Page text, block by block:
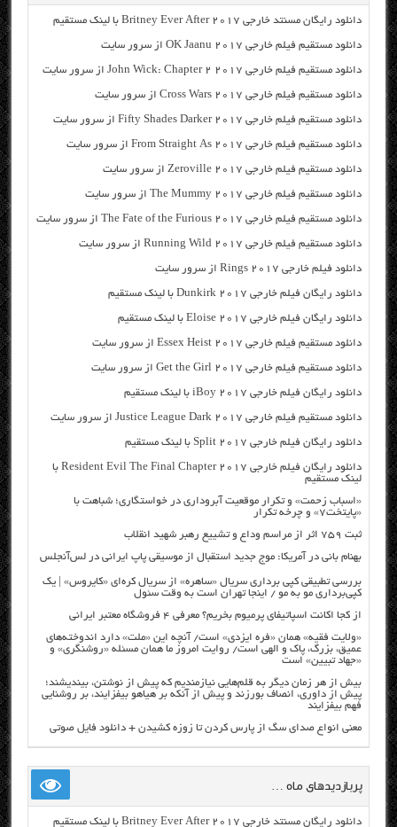
دانلود رایگان مسنتد خارجی Britney Ever After 2017 با لینک مستقیم
دانلود مستقیم فیلم خارجی OK Jaanu 2017 از سرور سایت
دانلود مستقیم فیلم خارجی John Wick: Chapter 2 2017 از سرور سایت
دانلود مستقیم فیلم خارجی Cross Wars 2017 از سرور سایت
دانلود مستقیم فیلم خارجی Fifty Shades Darker 2017 از سرور سایت
دانلود مستقیم فیلم خارجی From Straight As 2017 از سرور سایت
دانلود مستقیم فیلم خارجی Zeroville 2017 از سرور سایت
دانلود مستقیم فیلم خارجی The Mummy 2017 از سرور سایت
دانلود مستقیم فیلم خارجی The Fate of the Furious 2017 از سرور سایت
دانلود مستقیم فیلم خارجی Running Wild 2017 از سرور سایت
دانلود فیلم خارجی Rings 2017 از سرور سایت
دانلود رایگان فیلم خارجی Dunkirk 2017 با لینک مستقیم
دانلود رایگان فیلم خارجی Eloise 2017 با لینک مستقیم
دانلود مستقیم فیلم خارجی Essex Heist 2017 از سرور سایت
دانلود مستقیم فیلم خارجی Get the Girl 2017 از سرور سایت
دانلود رایگان فیلم خارجی iBoy 2017 با لینک مستقیم
دانلود مستقیم فیلم خارجی Justice League Dark 2017 از سرور سایت
دانلود رایگان فیلم خارجی Split 2017 با لینک مستقیم
دانلود رایگان فیلم خارجی Resident Evil The Final Chapter 2017 با
لینک مستقیم
«اسباب زحمت» و تکرار موقعیت آبروداری در خواستگاری؛ شباهت با
«پایتخت۷» و چرخه تکرار
ثبت ۷۵۹ اثر از مراسم وداع و تشییع رهبر شهید انقلاب
بهنام بانی در آمریکا: موج جدید استقبال از موسیقی پاپ ایرانی در لس‌آنجلس
بررسی تطبیقی کپی برداری سریال «ساهره» از سریال کره‌ای «کایروس» | یک
کپی‌برداری مو به مو / اینجا تهران است به وقت سئول
از کجا اکانت اسپاتیفای پرمیوم بخریم؟ معرفی ۴ فروشگاه معتبر ایرانی
«ولایت فقیه» همان «فره ایزدی» است/ آنچه این «ملت» دارد اندوخته‌های
عمیق، بزرگ، پاک و الهی است/ روایت امروز ما همان مسئله «روشنگری» و
«جهاد تبیین» است
بیش از هر زمان دیگر به قلم‌هایی نیازمندیم که پیش از نوشتن، بیندیشند؛
پیش از داوری، انصاف بورزند و پیش از آنکه بر هیاهو بیفزایند، بر روشنایی
فهم بیفزایند
معنی انواع صدای سگ از پارس کردن تا زوزه کشیدن + دانلود فایل صوتی
پربازدیدهای ماه …
دانلود رایگان مسنتد خارجی Britney Ever After 2017 با لینک مستقیم